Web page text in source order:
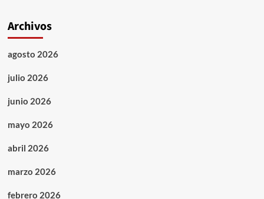
Archivos
agosto 2026
julio 2026
junio 2026
mayo 2026
abril 2026
marzo 2026
febrero 2026